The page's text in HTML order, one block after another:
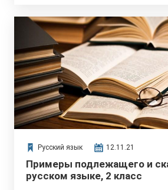
Русский язык 12.11.21
Примеры подлежащего и
русском языке, 2 класс